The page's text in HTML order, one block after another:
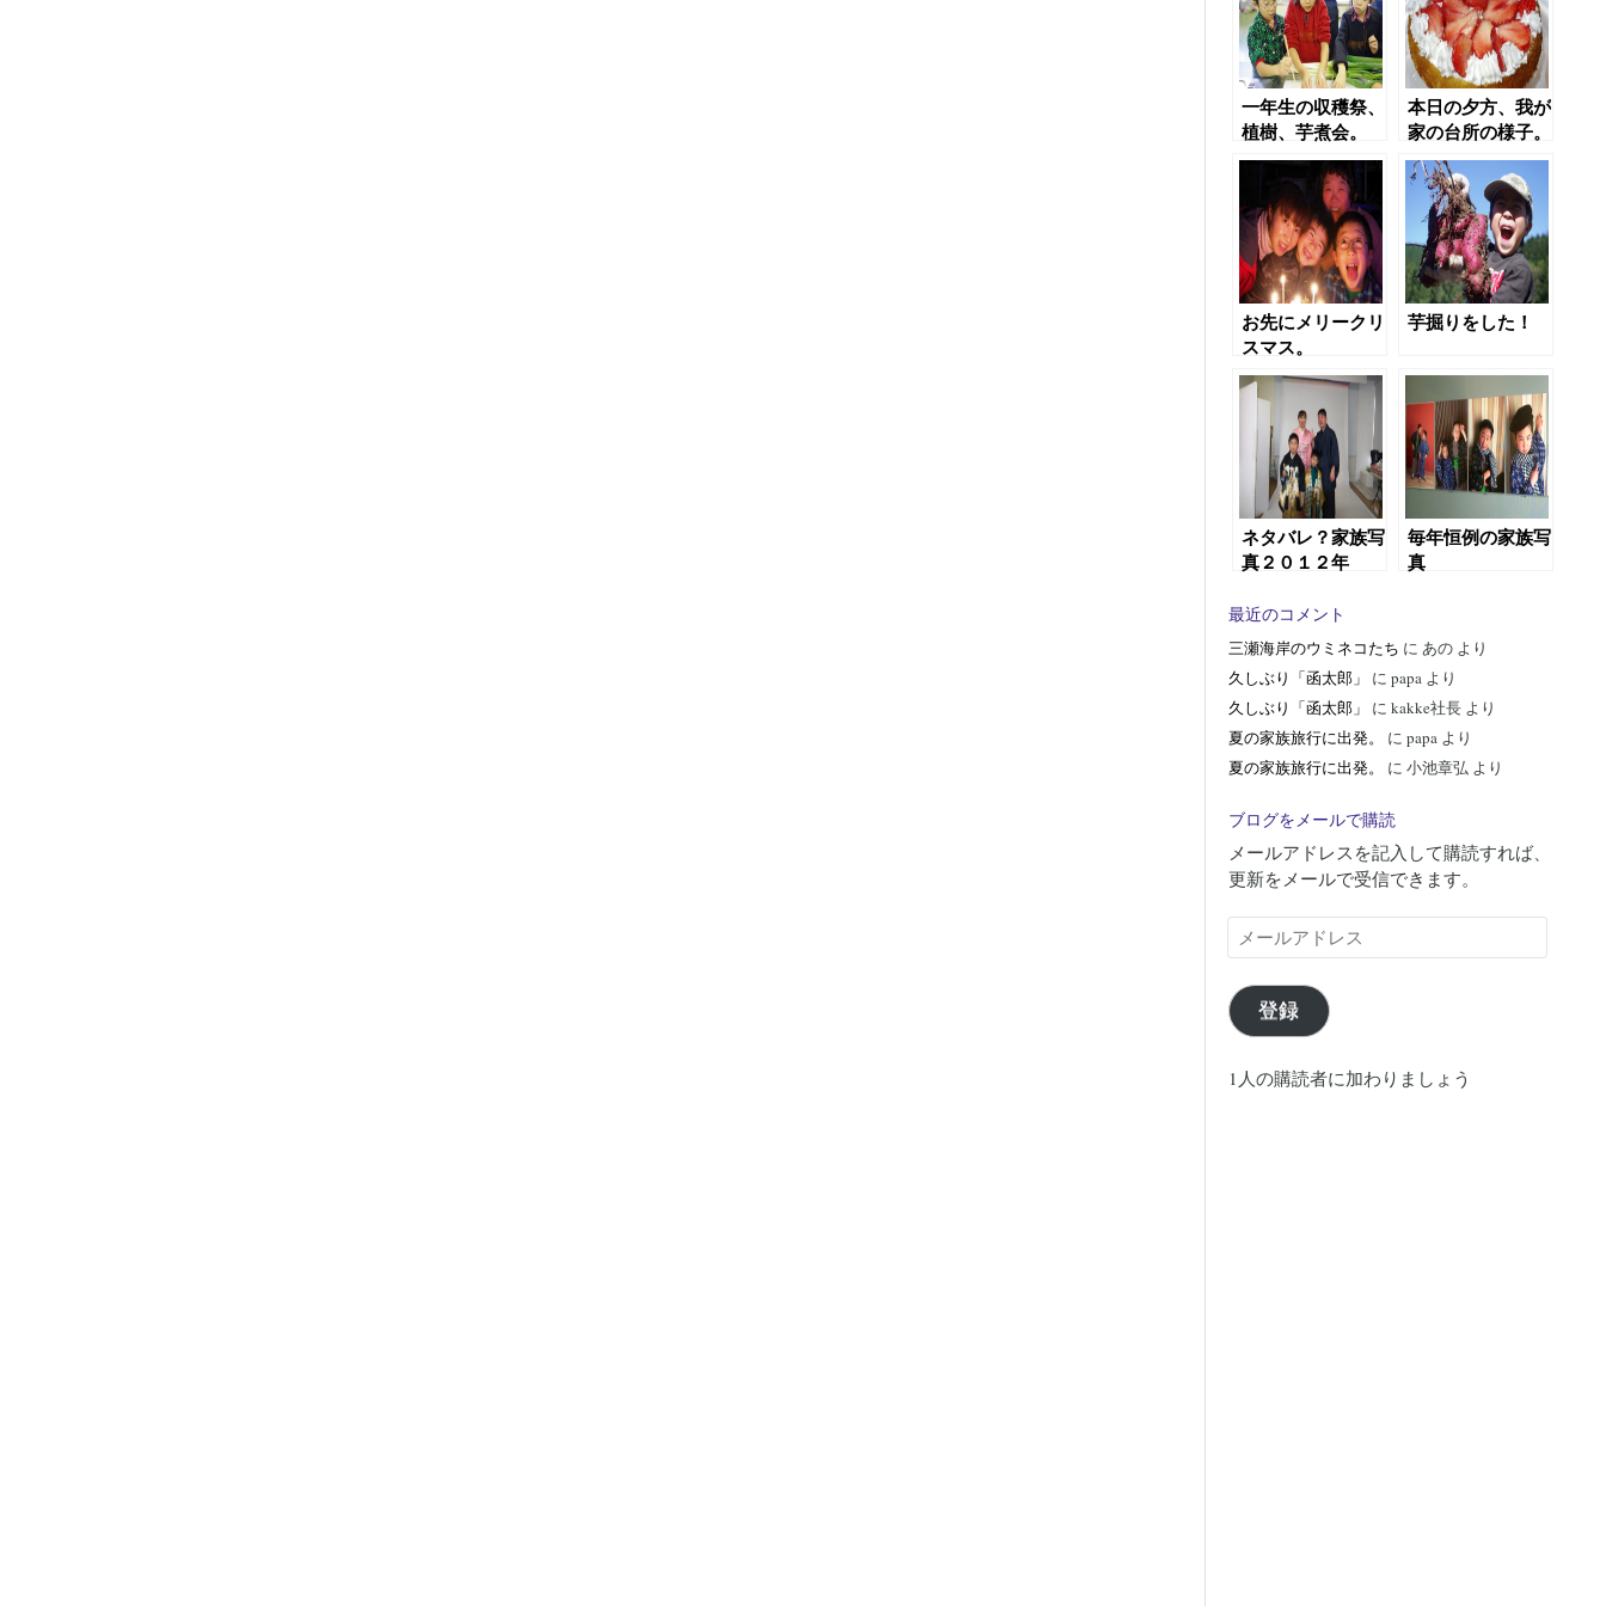
一年生の収穫祭、
植樹、芋煮会。
本日の夕方、我が
家の台所の様子。
お先にメリークリ
スマス。
芋掘りをした！
ネタバレ？家族写
真２０１２年
毎年恒例の家族写
真
最近のコメント
三瀬海岸のウミネコたち に あの より
久しぶり「函太郎」
に papa より
久しぶり「函太郎」
に kakke社長 より
夏の家族旅行に出発。
に papa より
夏の家族旅行に出発。
に 小池章弘 より
ブログをメールで購読
メールアドレスを記入して購読すれば、
更新をメールで受信できます。
メ
ー
ル
ア
ド
ス
登録
1人の購読者に加わりましょう